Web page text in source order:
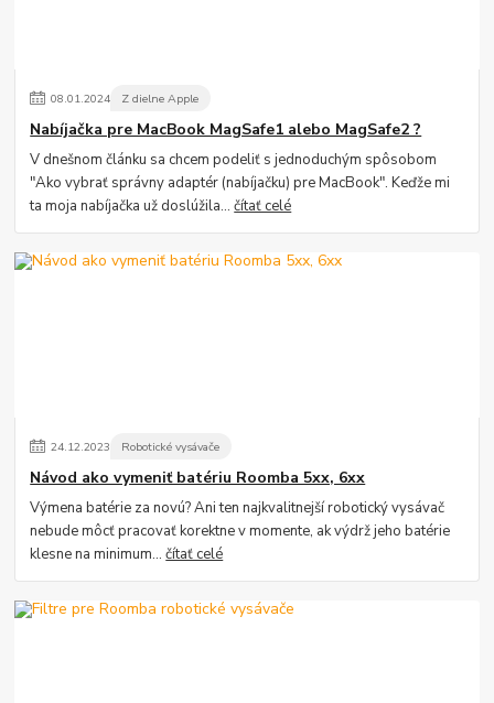
08.01.2024 Z dielne Apple
Nabíjačka pre MacBook MagSafe1 alebo MagSafe2 ?
V dnešnom článku sa chcem podeliť s jednoduchým spôsobom
"Ako vybrať správny adaptér (nabíjačku) pre MacBook". Keďže mi
ta moja nabíjačka už doslúžila...čítať celé
24.12.2023 Robotické vysávače
Návod ako vymeniť batériu Roomba 5xx, 6xx
Výmena batérie za novú? Ani ten najkvalitnejší robotický vysávač
nebude môcť pracovať korektne v momente, ak výdrž jeho batérie
klesne na minimum...čítať celé